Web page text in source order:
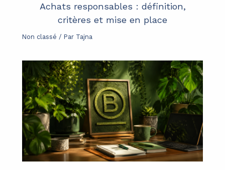
Achats responsables : définition,
critères et mise en place
Non classé / Par Tajna